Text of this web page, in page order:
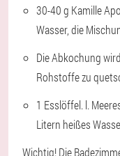
30-40 g Kamille
Wasser, die
Die Abkochung
Rohstoffe zu
1 Esslöffel. l.
Litern heißes
Wichtig! Die